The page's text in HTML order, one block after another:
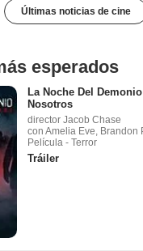
Últimas noticias de cine
esperados
La Noche Del
Nosotros
director Jacob Chase
con Amelia Eve, Brandon
Película - Terror
Tráiler